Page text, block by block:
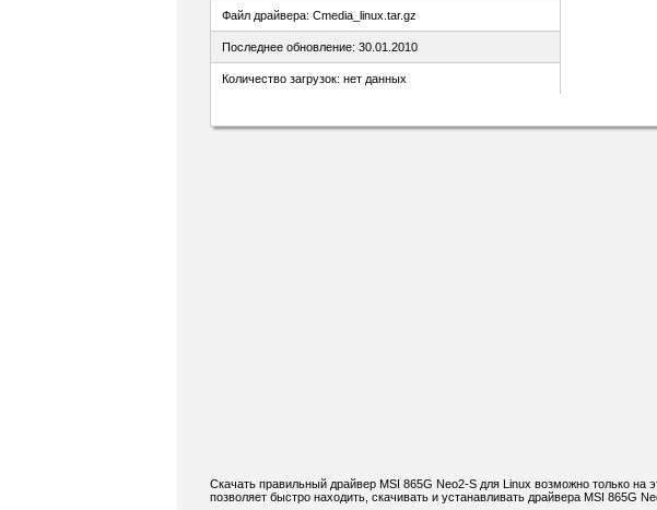
Файл драйвера: Cmedia_linux.tar.gz
Последнее обновление: 30.01.2010
Количество загрузок: нет данных
Скачать правильный драйвер MSI 865G Neo2-S для Linux возможно только на
позволяет быстро находить, скачивать и устанавливать драйвера MSI 865G